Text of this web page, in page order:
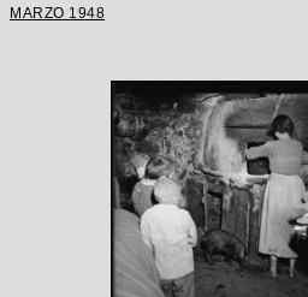
MARZO 1948